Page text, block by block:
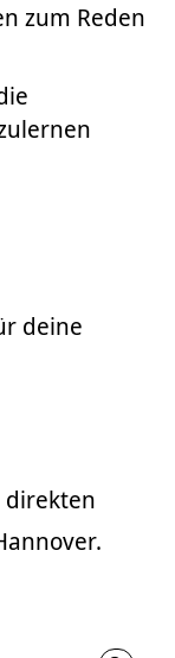
zum Reden
deine
direkten